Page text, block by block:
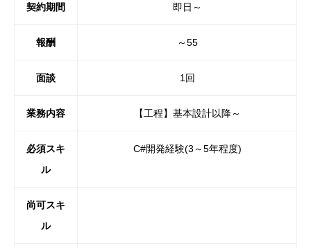
契約期間 即日～
報酬 ～55
面談 1回
業務内容 【工程】基本設計以降～
必須スキ
ル
C#開発経験(3～5年程度)
尚可スキ
ル